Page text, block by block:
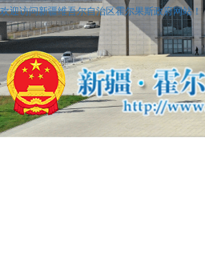
欢迎访问新疆维吾尔自治区霍尔果斯政府网站！